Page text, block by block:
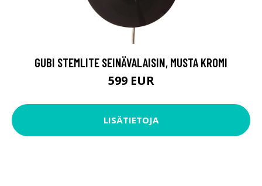
GUBI STEMLITE SEINÄVALAISIN, MUSTA KROMI
599 EUR
LISÄTIETOJA